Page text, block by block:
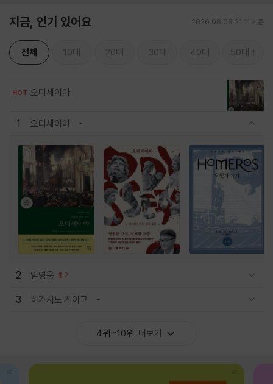
지금, 인기 있어요 2026.08.08 21:11 기준
전체 10대 20대 30대 40대 50대
HOT 오디세이아
1 오디세이아
2 임영웅 2
3 히가시노 게이고
4위~10위 더보기